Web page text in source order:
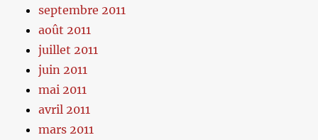
septembre 2011
août 2011
juillet 2011
juin 2011
mai 2011
avril 2011
mars 2011